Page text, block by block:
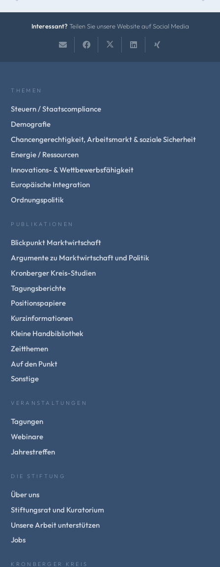
Interessant? Teilen Sie unsere Website auf Social Media
THEMEN
Steuern / Staatscompliance
Demografie
Chancengerechtigkeit, Arbeitsmarkt & soziale Sicherheit
Energie / Ressourcen
Innovations- & Wettbewerbsfähigkeit
Europäische Integration
Ordnungspolitik
PUBLIKATIONEN
Blickpunkt Marktwirtschaft
Argumente zu Marktwirtschaft und Politik
Kronberger Kreis-Studien
Tagungsberichte
Positionspapiere
Kurzinformationen
Kleine Handbibliothek
Zeitthemen
Auf den Punkt
Sonstige
VERANSTALTUNGEN
Tagungen
Webinare
Jahrestreffen
DIE STIFTUNG
Über uns
Stiftungsrat und Kuratorium
Unsere Arbeit unterstützen
Jobs
KRONBERGER KREIS